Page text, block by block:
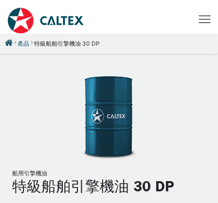
產品 特級船舶引擎機油 30 DP
船用引擎機油
特級船舶引擎機油 30 DP